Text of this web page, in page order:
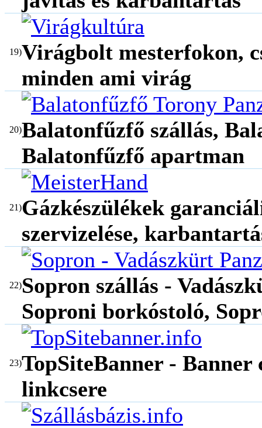
19)Virágbolt mesterfokon,
minden ami virág
20)Balatonfűzfő szállás,
Balatonfűzfő apartman
21)Gázkészülékek
szervizelése,
22)Sopron szállás -
Soproni borkóstoló,
23)TopSiteBanner - Banner
linkcsere